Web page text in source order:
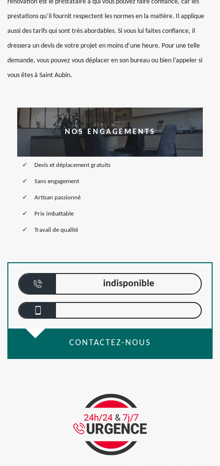
renovation est le prestataire à qui vous pouvez faire confiance, car les
prestations qu’il fournit respectent les normes en la matière. Il applique
aussi des tarifs qui sont très abordables. Si vous lui faites confiance, il
dressera un devis de votre projet en moins d’une heure. Pour une telle
demande, vous pouvez vous déplacer en son bureau ou bien l’appeler si
vous êtes à Saint Aubin.
NOS ENGAGEMENTS
Devis et déplacement gratuits
Sans engagement
Artisan passionné
Prix imbattable
Travail de qualité
indisponible
CONTACTEZ-NOUS